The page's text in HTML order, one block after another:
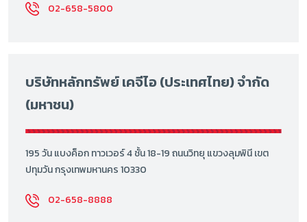
02-658-5800
บริษัทหลักทรัพย์ เคจีไอ (ประเทศไทย) จำกัด
(มหาชน)
195 วัน แบงค็อก ทาวเวอร์ 4 ชั้น 18-19 ถนนวิทยุ แขวงลุมพินี เขต
ปทุมวัน กรุงเทพมหานคร 10330
02-658-8888